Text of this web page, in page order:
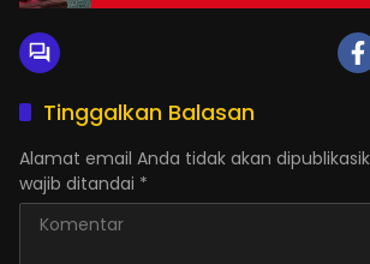
Tinggalkan Balasan
Alamat email Anda tidak akan
wajib ditandai *